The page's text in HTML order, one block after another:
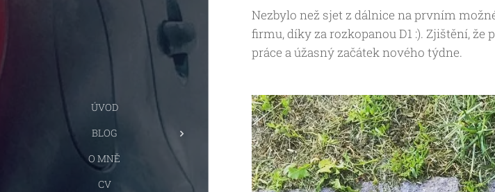
ÚVOD
BLOG
O MNĚ
CV
Nezbylo než sjet z dálnice na prvním
firmu, díky za rozkopanou D1 :). Zjištění,
práce a úžasný začátek nového týdne.